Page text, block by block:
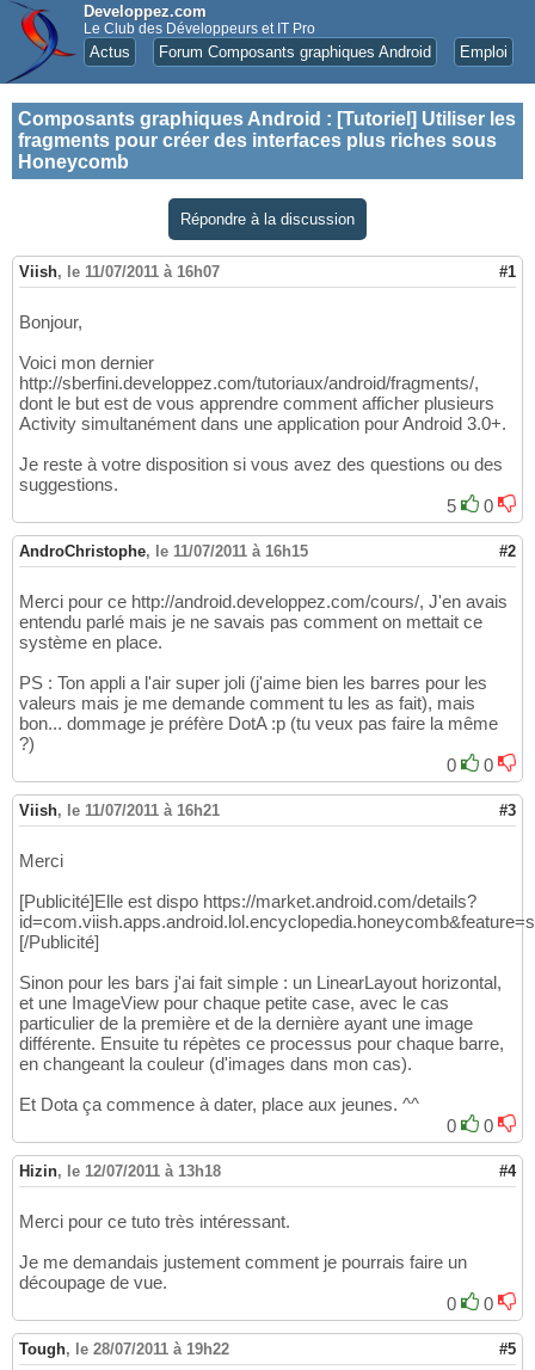
Developpez.com
Le Club des Développeurs et IT Pro
Actus Forum Composants graphiques Android Emploi
Composants graphiques Android : [Tutoriel] Utiliser les
fragments pour créer des interfaces plus riches sous
Honeycomb
Répondre à la discussion
Viish, le 11/07/2011 à 16h07 #1
Bonjour,
Voici mon dernier
http://sberfini.developpez.com/tutoriaux/android/fragments/,
dont le but est de vous apprendre comment afficher plusieurs
Activity simultanément dans une application pour Android 3.0+.
Je reste à votre disposition si vous avez des questions ou des
suggestions.
5
0
AndroChristophe, le 11/07/2011 à 16h15 #2
Merci pour ce http://android.developpez.com/cours/, J'en avais
entendu parlé mais je ne savais pas comment on mettait ce
système en place.
PS : Ton appli a l'air super joli (j'aime bien les barres pour les
valeurs mais je me demande comment tu les as fait), mais
bon... dommage je préfère DotA :p (tu veux pas faire la même
?)
0
0
Viish, le 11/07/2011 à 16h21 #3
Merci
[Publicité]Elle est dispo https://market.android.com/details?
[/Publicité]
Sinon pour les bars j'ai fait simple : un LinearLayout horizontal,
et une ImageView pour chaque petite case, avec le cas
particulier de la première et de la dernière ayant une image
différente. Ensuite tu répètes ce processus pour chaque barre,
en changeant la couleur (d'images dans mon cas).
Et Dota ça commence à dater, place aux jeunes. ^^
0
0
Hizin, le 12/07/2011 à 13h18 #4
Merci pour ce tuto très intéressant.
Je me demandais justement comment je pourrais faire un
découpage de vue.
0
0
Tough, le 28/07/2011 à 19h22 #5